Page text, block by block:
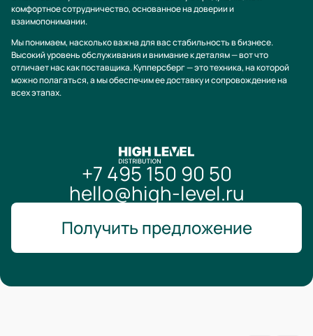
комфортное сотрудничество, основанное на доверии и
взаимопонимании.
Мы понимаем, насколько важна для вас стабильность в бизнесе.
Высокий уровень обслуживания и внимание к деталям — вот что
отличает нас как поставщика. Купперсберг — это техника, на которой
можно полагаться, а мы обеспечим ее доставку и сопровождение на
всех этапах.
+7 495 150 90 50
hello@high-level.ru
Получить предложение